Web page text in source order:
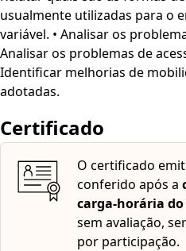
Bons estudos.
O Curso OnlineMobilidade
de Tráfego é voltado para
Engenharia e áreas
acessibilidade: cores em
fonte e tradução
Brasileira de Sinais (Libras).
acesse "minha conta" do
usualmente utilizadas para o
variável. • Analisar os
Analisar os problemas de
Identificar melhorias de
adotadas.
Certificado
O certificado
conferido após a
carga-horária do
sem avaliação,
por participação.